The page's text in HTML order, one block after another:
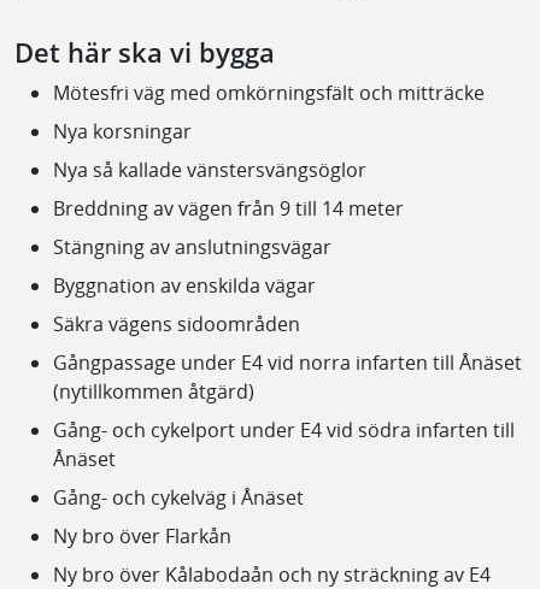
Det här ska vi bygga
Mötesfri väg med omkörningsfält och mitträcke
Nya korsningar
Nya så kallade vänstersvängsöglor
Breddning av vägen från 9 till 14 meter
Stängning av anslutningsvägar
Byggnation av enskilda vägar
Säkra vägens sidoområden
Gångpassage under E4 vid norra infarten till Ånäset
(nytillkommen åtgärd)
Gång- och cykelport under E4 vid södra infarten till
Ånäset
Gång- och cykelväg i Ånäset
Ny bro över Flarkån
Ny bro över Kålabodaån och ny sträckning av E4